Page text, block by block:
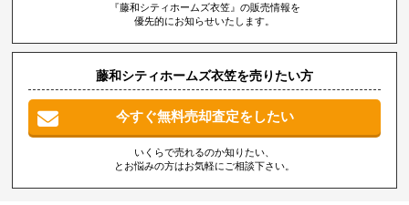
『藤和シティホームズ衣笠』の販売情報を
優先的にお知らせいたします。
藤和シティホームズ衣笠を売りたい方
今すぐ無料売却査定をしたい
いくらで売れるのか知りたい、
とお悩みの方はお気軽にご相談下さい。